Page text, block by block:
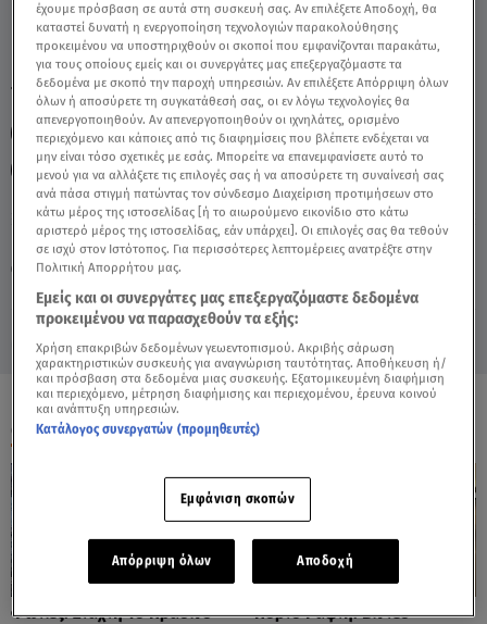
Κυριακή 9 Αυγούστου 2026
20.05.26, 15:46
ΕΛΛΑΔΑ
Πηγή: Αλήθειες με τη Ζήνα
TAGS: ΚΡΗΤΗ ΒΟΡΙΖΙΑ ΟΠΕΚΕΠΕ
ΠΑΡΑΝΟΜΕΣ ΕΠΙΔΟΤΗΣΕΙΣ
ΑΠΕΙΛΕΣ
ΕΓΚΛΗΜΑΤΙΚΗ ΟΡΓΑΝΩΣΗ
ΑΛΗΘΕΙΕΣ ΜΕ ΤΗ ΖΗΝΑ
ΟΛΑ ΤΑ ΒΙΝΤΕΟ
Φωτιές: Στάχτη Το Πράσινο
Πόρτο Ράφτη: Bίντεο
έχουμε πρόσβαση σε αυτά στη συσκευή σας. Αν επιλέξετε Αποδοχή, θα
καταστεί δυνατή η ενεργοποίηση τεχνολογιών παρακολούθησης
προκειμένου να υποστηριχθούν οι σκοποί που εμφανίζονται παρακάτω,
για τους οποίους εμείς και οι συνεργάτες μας επεξεργαζόμαστε τα
δεδομένα με σκοπό την παροχή υπηρεσιών. Αν επιλέξετε Απόρριψη όλων
όλων ή αποσύρετε τη συγκατάθεσή σας, οι εν λόγω τεχνολογίες θα
απενεργοποιηθούν. Αν απενεργοποιηθούν οι ιχνηλάτες, ορισμένο
περιεχόμενο και κάποιες από τις διαφημίσεις που βλέπετε ενδέχεται να
μην είναι τόσο σχετικές με εσάς. Μπορείτε να επανεμφανίσετε αυτό το
μενού για να αλλάξετε τις επιλογές σας ή να αποσύρετε τη συναίνεσή σας
ανά πάσα στιγμή πατώντας τον σύνδεσμο Διαχείριση προτιμήσεων στο
κάτω μέρος της ιστοσελίδας [ή το αιωρούμενο εικονίδιο στο κάτω
αριστερό μέρος της ιστοσελίδας, εάν υπάρχει]. Οι επιλογές σας θα τεθούν
σε ισχύ στον Ιστότοπος. Για περισσότερες λεπτομέρειες ανατρέξτε στην
Πολιτική Απορρήτου μας.
Εμείς και οι συνεργάτες μας επεξεργαζόμαστε δεδομένα
προκειμένου να παρασχεθούν τα εξής:
Χρήση επακριβών δεδομένων γεωεντοπισμού. Ακριβής σάρωση
χαρακτηριστικών συσκευής για αναγνώριση ταυτότητας. Αποθήκευση ή/
και πρόσβαση στα δεδομένα μιας συσκευής. Εξατομικευμένη διαφήμιση
και περιεχόμενο, μέτρηση διαφήμισης και περιεχομένου, έρευνα κοινού
και ανάπτυξη υπηρεσιών.
Κατάλογος συνεργατών (προμηθευτές)
Εμφάνιση σκοπών
Απόρριψη όλων Αποδοχή